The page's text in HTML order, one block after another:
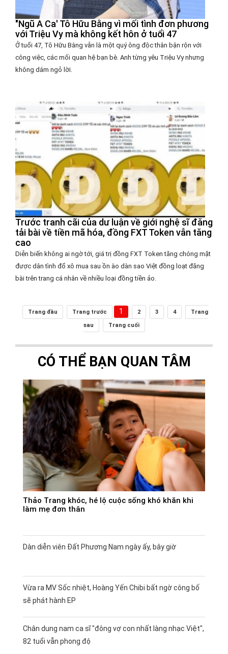
"Ngũ A Ca' Tô Hữu Bằng vì mối tình đơn phương
với Triệu Vy mà không kết hôn ở tuổi 47
Ở tuổi 47, Tô Hữu Bằng vẫn là một quý ông độc thân bận rộn với
công việc, các mối quan hệ bạn bè. Anh từng yêu Triệu Vy nhưng
không dám ngỏ lời.
Trước tranh cãi của dư luận về giới nghệ sĩ đăng
tải bài về tiền mã hóa, đồng FXT Token vẫn tăng
cao
Diễn biến không ai ngờ tới, giá trị đồng FXT Token tăng chóng mặt
được dân tình đổ xô mua sau ồn ào dàn sao Việt đồng loạt đăng
bài trên trang cá nhân về nhiều loại đồng tiền ảo.
Trang đầu Trang trước 1 2 3 4
Trang
sau
Trang cuối
CÓ THỂ BẠN QUAN TÂM
Thảo Trang khóc, hé lộ cuộc sống khó khăn khi
làm mẹ đơn thân
Dàn diễn viên Đất Phương Nam ngày ấy, bây giờ
Vừa ra MV Sốc nhiệt, Hoàng Yến Chibi bất ngờ công bố
sẽ phát hành EP
Chân dung nam ca sĩ "đông vợ con nhất làng nhạc Việt",
82 tuổi vẫn phong độ